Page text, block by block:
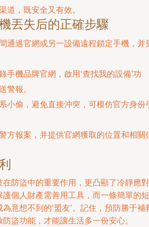
道，既安全又有效。
丟失后的正確步驟
通過官網或另一設備遠程鎖定手機，并
錄手機品牌官網，啟用‘查找我的設備’功
警報。
小偷，避免直接沖突，可模仿官方身份
方報案，并提供官網獲取的位置和相關
防盜中的重要作用，更凸顯了冷靜應對
個人財產需善用工具，而一條簡單的短
意想不到的‘盟友’。記住，預防勝于補
盜功能，才能讓生活多一份安心。